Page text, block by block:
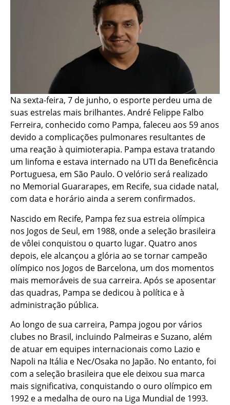
Na sexta-feira, 7 de junho, o esporte perdeu uma de
suas estrelas mais brilhantes. André Felippe Falbo
Ferreira, conhecido como Pampa, faleceu aos 59 anos
devido a complicações pulmonares resultantes de
uma reação à quimioterapia. Pampa estava tratando
um linfoma e estava internado na UTI da Beneficência
Portuguesa, em São Paulo. O velório será realizado
no Memorial Guararapes, em Recife, sua cidade natal,
com data e horário ainda a serem confirmados.
Nascido em Recife, Pampa fez sua estreia olímpica
nos Jogos de Seul, em 1988, onde a seleção brasileira
de vôlei conquistou o quarto lugar. Quatro anos
depois, ele alcançou a glória ao se tornar campeão
olímpico nos Jogos de Barcelona, um dos momentos
mais memoráveis de sua carreira. Após se aposentar
das quadras, Pampa se dedicou à política e à
administração pública.
Ao longo de sua carreira, Pampa jogou por vários
clubes no Brasil, incluindo Palmeiras e Suzano, além
de atuar em equipes internacionais como Lazio e
Napoli na Itália e Nec/Osaka no Japão. No entanto, foi
com a seleção brasileira que ele deixou sua marca
mais significativa, conquistando o ouro olímpico em
1992 e a medalha de ouro na Liga Mundial de 1993.